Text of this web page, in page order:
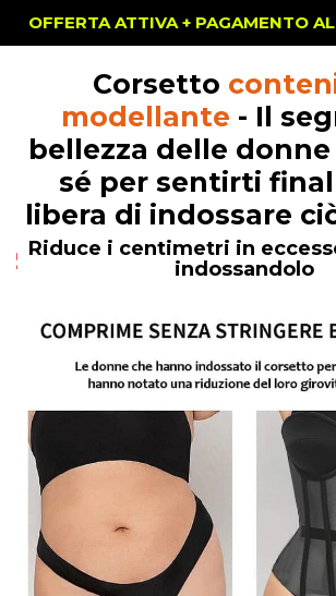
OFFERTA ATTIVA + PAGAMENTO
Corsetto
modellante - Il
bellezza delle
sé per sentirti
libera di indossare
Riduce i centimetri in
indossandolo